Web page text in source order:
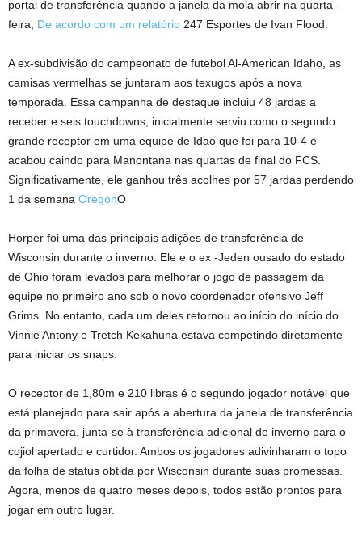
portal de transferência quando a janela da mola abrir na quarta -
feira, De acordo com um relatório 247 Esportes de Ivan Flood.
A ex-subdivisão do campeonato de futebol Al-American Idaho, as
camisas vermelhas se juntaram aos texugos após a nova
temporada. Essa campanha de destaque incluiu 48 jardas a
receber e seis touchdowns, inicialmente serviu como o segundo
grande receptor em uma equipe de Idao que foi para 10-4 e
acabou caindo para Manontana nas quartas de final do FCS.
Significativamente, ele ganhou três acolhes por 57 jardas perdendo
1 da semana OregonO
Horper foi uma das principais adições de transferência de
Wisconsin durante o inverno. Ele e o ex -Jeden ousado do estado
de Ohio foram levados para melhorar o jogo de passagem da
equipe no primeiro ano sob o novo coordenador ofensivo Jeff
Grims. No entanto, cada um deles retornou ao início do início do
Vinnie Antony e Tretch Kekahuna estava competindo diretamente
para iniciar os snaps.
O receptor de 1,80m e 210 libras é o segundo jogador notável que
está planejado para sair após a abertura da janela de transferência
da primavera, junta-se à transferência adicional de inverno para o
cojiol apertado e curtidor. Ambos os jogadores adivinharam o topo
da folha de status obtida por Wisconsin durante suas promessas.
Agora, menos de quatro meses depois, todos estão prontos para
jogar em outro lugar.